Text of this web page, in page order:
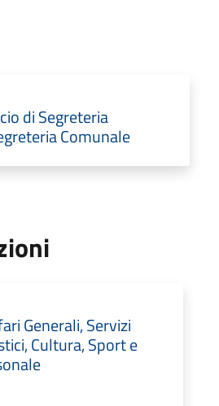
di Segreteria
Comunale
Generali, Servizi
Cultura, Sport e